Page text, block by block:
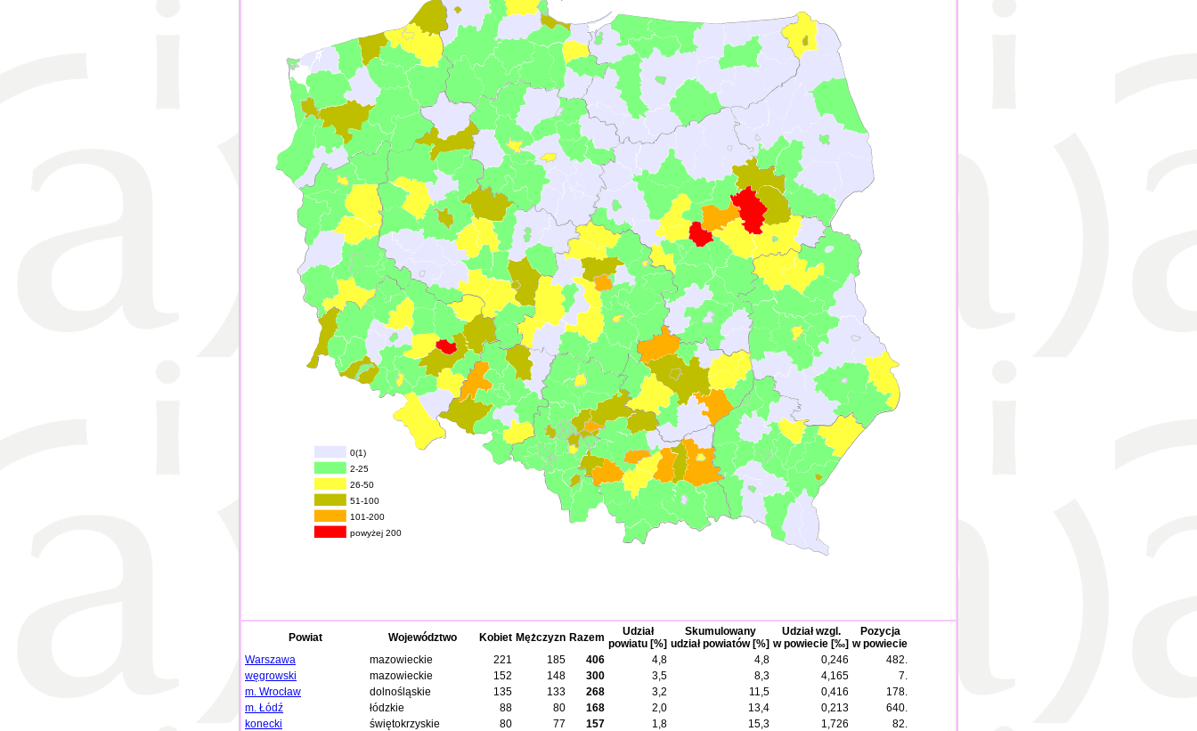
0(1)
2-25
26-50
51-100
101-200
powyżej 200
Powiat Województwo Kobiet Mężczyzn Razem
Udział
powiatu [%]
Skumulowany
udział powiatów [%]
Udział wzgl.
w powiecie [‰]
Pozycja
w powiecie
Warszawa
mazowieckie 221 185 406 4,8 4,8 0,246
482.
węgrowski
mazowieckie 152 148 300 3,5 8,3 4,165
7.
m. Wrocław
dolnośląskie 135 133 268 3,2 11,5 0,416
178.
m. Łódź
łódzkie 88 80 168 2,0 13,4 0,213
640.
konecki
świętokrzyskie 80 77 157 1,8 15,3 1,726
82.